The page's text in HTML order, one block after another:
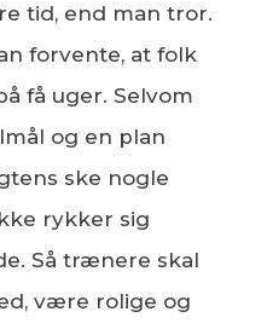
tid, end man tror.
forvente, at folk
få uger. Selvom
og en plan
ske nogle
rykker sig
Så trænere skal
være rolige og